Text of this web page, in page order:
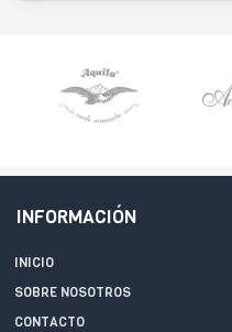
INFORMACIÓN
INICIO
SOBRE NOSOTROS
CONTACTO